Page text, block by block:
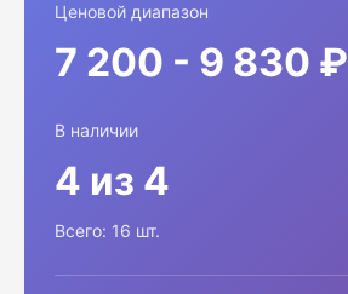
Ценовой диапазон
7 200 - 9 830 ₽
В наличии
4 из 4
Всего: 16 шт.